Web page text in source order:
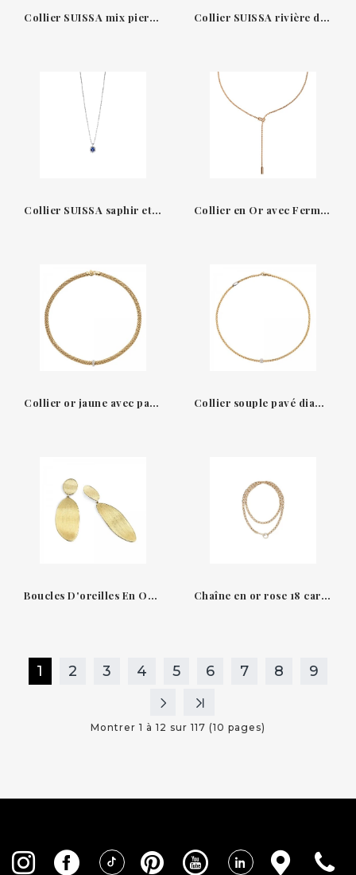
Collier SUISSA mix pierres or jaune 18kt a01-50-62mix1-41-00 Collier SUISSA rivière diamants or blanc 18kt a58-n859905-43-01-
Collier SUISSA saphir et diamants or blanc 18kt a01-20-28z-43-n- Collier en Or avec Fermoir Ajustable en Diamants Fope
Collier or jaune avec pavé diamants Fope Collier souple pavé diamants Fope
Boucles D'oreilles En Or Jaune 18K Lunaria Marco Bicego Chaîne en or rose 18 carats et diamants de Suïssa Joiers
1 2 3 4 5 6 7 8 9
Montrer 1 à 12 sur 117 (10 pages)